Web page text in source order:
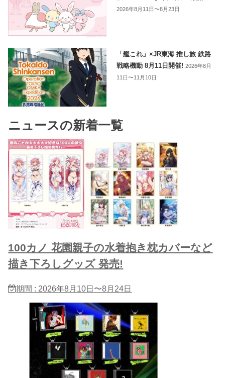
2026年8月11日〜8月23日
「艦これ」×JR東海 推し旅 鉄路
戦略機動 8月11日開催!2026年8月
11日〜11月10日
ニュースの新着一覧
100カノ 花園親子の水着抱き枕カバーなど
描き下ろしグッズ 発売!
期間 : 2026年8月10日〜8月24日